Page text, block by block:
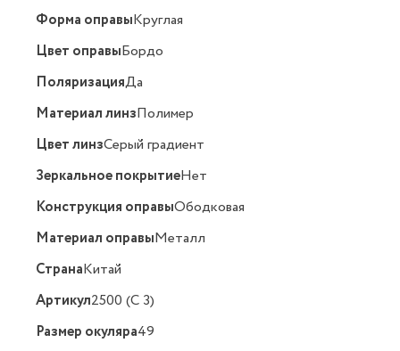
Форма оправыКруглая
Цвет оправыБордо
ПоляризацияДа
Материал линзПолимер
Цвет линзСерый градиент
Зеркальное покрытиеНет
Конструкция оправыОбодковая
Материал оправыМеталл
СтранаКитай
Артикул2500 (C 3)
Размер окуляра49